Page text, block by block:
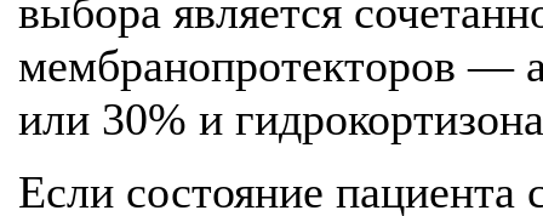
выбора является
мембранопротекторов —
или 30% и
Если состояние пациента